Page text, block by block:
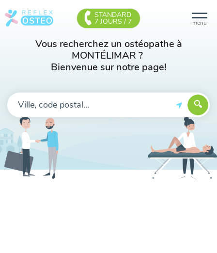
menu
STANDARD
7 JOURS / 7
Vous recherchez un ostéopathe à
MONTÉLIMAR ?
Bienvenue sur notre page!